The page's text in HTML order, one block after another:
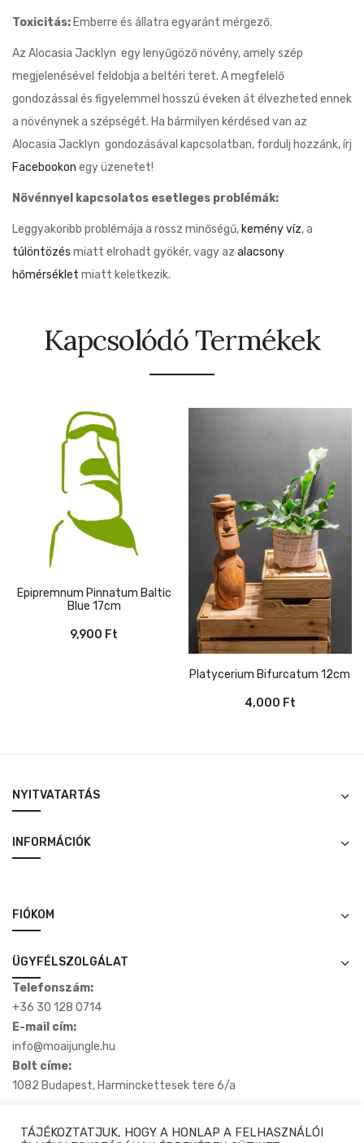
Toxicitás: Emberre és állatra egyaránt mérgező.
Az Alocasia Jacklyn egy lenyűgöző növény, amely szép
megjelenésével feldobja a beltéri teret. A megfelelő
gondozással és figyelemmel hosszú éveken át élvezheted ennek
a növénynek a szépségét. Ha bármilyen kérdésed van az
Alocasia Jacklyn gondozásával kapcsolatban, fordulj hozzánk, írj
Facebookon egy üzenetet!
Növénnyel kapcsolatos esetleges problémák:
Leggyakoribb problémája a rossz minőségű, kemény víz, a
túlöntözés miatt elrohadt gyökér, vagy az alacsony
hőmérséklet miatt keletkezik.
Kapcsolódó Termékek
Epipremnum Pinnatum Baltic
Blue 17cm
9,900 Ft
Platycerium Bifurcatum 12cm
4,000 Ft
NYITVATARTÁS
INFORMÁCIÓK
FIÓKOM
ÜGYFÉLSZOLGÁLAT
Telefonszám:
+36 30 128 0714
E-mail cím:
info@moaijungle.hu
Bolt címe:
1082 Budapest, Harminckettesek tere 6/a
TÁJÉKOZTATJUK, HOGY A HONLAP A FELHASZNÁLÓI